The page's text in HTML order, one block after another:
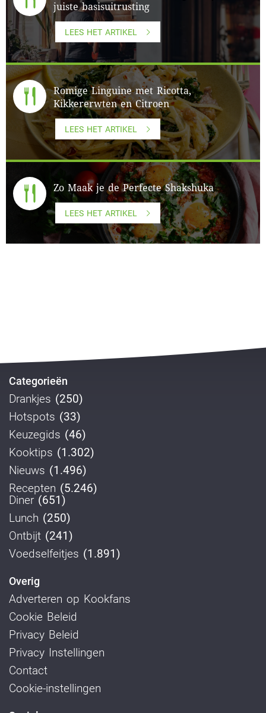
juiste basisuitrusting
LEES HET ARTIKEL
Romige Linguine met Ricotta,
Kikkererwten en Citroen
LEES HET ARTIKEL
Zo Maak je de Perfecte Shakshuka
LEES HET ARTIKEL
Categorieën
Drankjes (250)
Hotspots (33)
Keuzegids (46)
Kooktips (1.302)
Nieuws (1.496)
Recepten (5.246)
Diner (651)
Lunch (250)
Ontbijt (241)
Voedselfeitjes (1.891)
Overig
Adverteren op Kookfans
Cookie Beleid
Privacy Beleid
Privacy Instellingen
Contact
Cookie-instellingen